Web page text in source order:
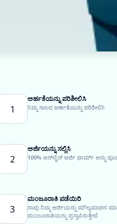
1
ಅರ್ಹತೆಯನ್ನು ಪರಿಶೀಲಿಸಿ
ನಿಮ್ಮ ಸಾಲದ ಅರ್ಹತೆಯನ್ನು ಪರಿಶೀಲಿಸಿ
2
ಅರ್ಜಿಯನ್ನು ಸಲ್ಲಿಸಿ
100% ಆನ್‌ಲೈನ್ ಅರ್ಜಿ ಫಾರ್ಮ್ ಅನ್ನು
3
ಮಂಜೂರಾತಿ ಪಡೆಯಿರಿ
ನಾವು ನಿಮ್ಮ ಅರ್ಜಿಯನ್ನು ಮೌಲ್ಯಮಾಪನ
ಮಂಜೂರಾತಿಯನ್ನು ಪ್ರಸ್ತಾಪಿಸುತ್ತೇವೆ